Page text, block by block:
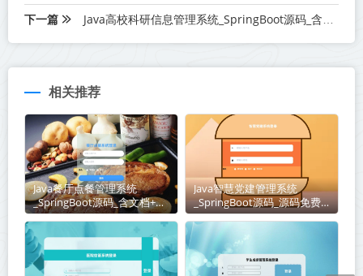
下一篇 Java高校科研信息管理系统_SpringBoot源码_含文档+远程部署服务
相关推荐
Java餐厅点餐管理系统
_SpringBoot源码_含文档+远
程部署服务
Java智慧党建管理系统
_SpringBoot源码_源码免费
下载